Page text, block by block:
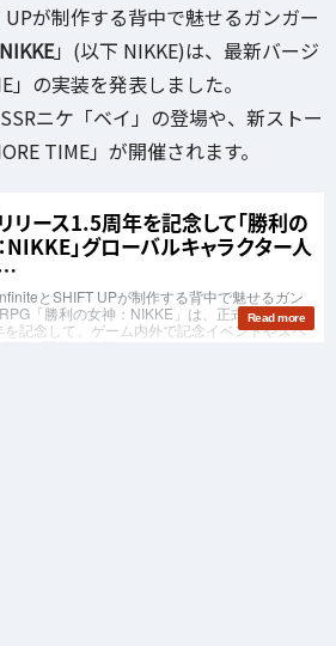
が制作する背中で魅せるガンガー
」(以下 NIKKE)は、最新バージ
」の実装を発表しました。
ニケ「ベイ」の登場や、新ストー
TIME」が開催されます。